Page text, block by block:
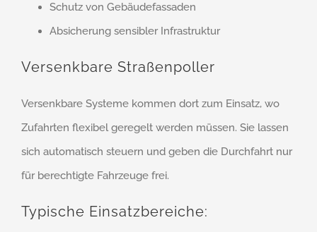
Schutz von Gebäudefassaden
Absicherung sensibler Infrastruktur
Versenkbare Straßenpoller
Versenkbare Systeme kommen dort zum Einsatz, wo
Zufahrten flexibel geregelt werden müssen. Sie lassen
sich automatisch steuern und geben die Durchfahrt nur
für berechtigte Fahrzeuge frei.
Typische Einsatzbereiche: